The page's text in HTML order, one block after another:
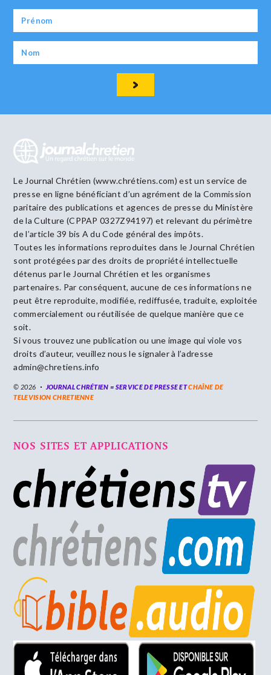
Le Journal Chrétien (www.chrétiens.com) est un service de
presse en ligne bénéficiant d’un agrément de la Commission
paritaire des publications et agences de presse du Ministère
de la Culture (CPPAP 0327Z94197) et relevant du périmètre
de l’article 39 bis A du Code général des impôts.
Toutes les informations reproduites dans le Journal Chrétien
sont protégées par des droits de propriété intellectuelle
détenus par le Journal Chrétien et les organismes
partenaires. Par conséquent, aucune de ces informations ne
peut être reproduite, modifiée, rediffusée, traduite, exploitée
commercialement ou réutilisée de quelque manière que ce
soit.
Si vous trouvez une publication ou une image qui viole vos
droits d’auteur, veuillez nous le signaler à l’adresse
admin@chretiens.info
© 2026 JOURNAL CHRÉTIEN = SERVICE DE PRESSE ETCHAÎNE DE
TELEVISION CHRETIENNE
NOS SITES ET APPLICATIONS